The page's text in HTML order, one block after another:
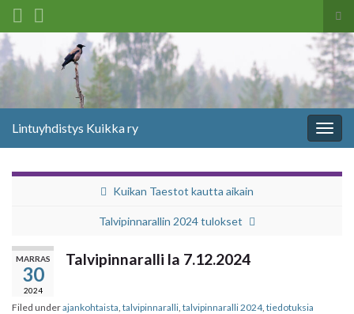
Search for:
Lintuyhdistys Kuikka ry
Kuikan Taestot kautta aikain
Talvipinnarallin 2024 tulokset
MARRAS
30
2024
Talvipinnaralli la 7.12.2024
Filed underajankohtaista talvipinnaralli talvipinnaralli 2024, tiedotuksia